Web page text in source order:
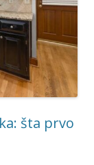
šta prvo